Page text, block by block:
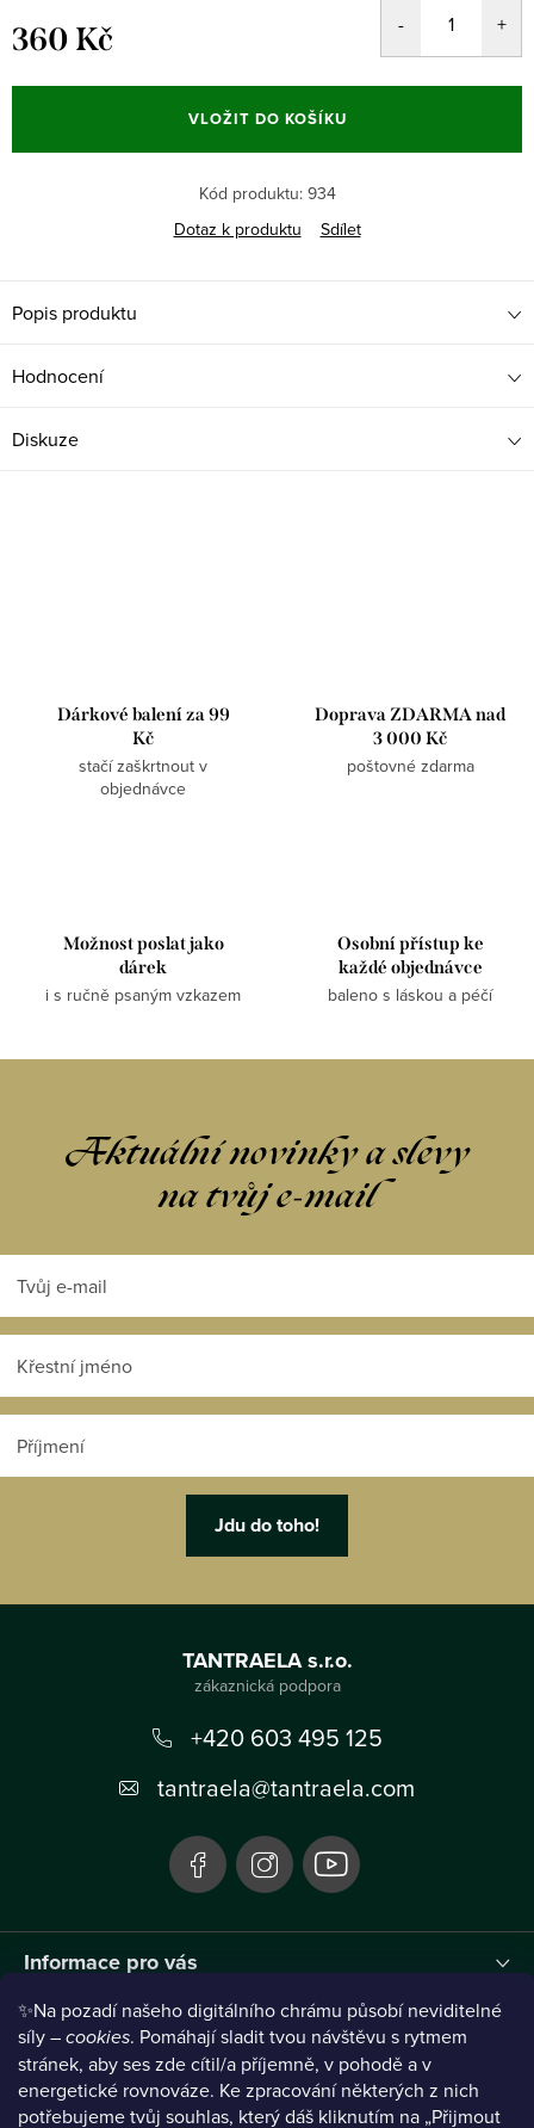
✨Na pozadí našeho digitálního chrámu působí neviditelné
síly –cookies. Pomáhají sladit tvou návštěvu s rytmem
stránek, aby ses zde cítil/a příjemně, v pohodě a v
energetické rovnováze. Ke zpracování některých z nich
potřebujeme tvůj souhlas, který dáš kliknutím na „Přijmout
360 Kč
cena:
VLOŽIT DO KOŠÍKU
Kód produktu: 934
Dotaz k produktu
Sdílet
Popis produktu
Hodnocení
Diskuze
Dárkové balení za 99
Kč
stačí zaškrtnout v
objednávce
Doprava ZDARMA nad
3 000 Kč
poštovné zdarma
Možnost poslat jako
dárek
i s ručně psaným vzkazem
Osobní přístup ke
každé objednávce
baleno s láskou a péčí
Aktuální novinky a slevy
na tvůj e-mail
TANTRAELA s.r.o.
+420 603 495 125
tantraela@tantraela.com
Informace pro vás
Instagram